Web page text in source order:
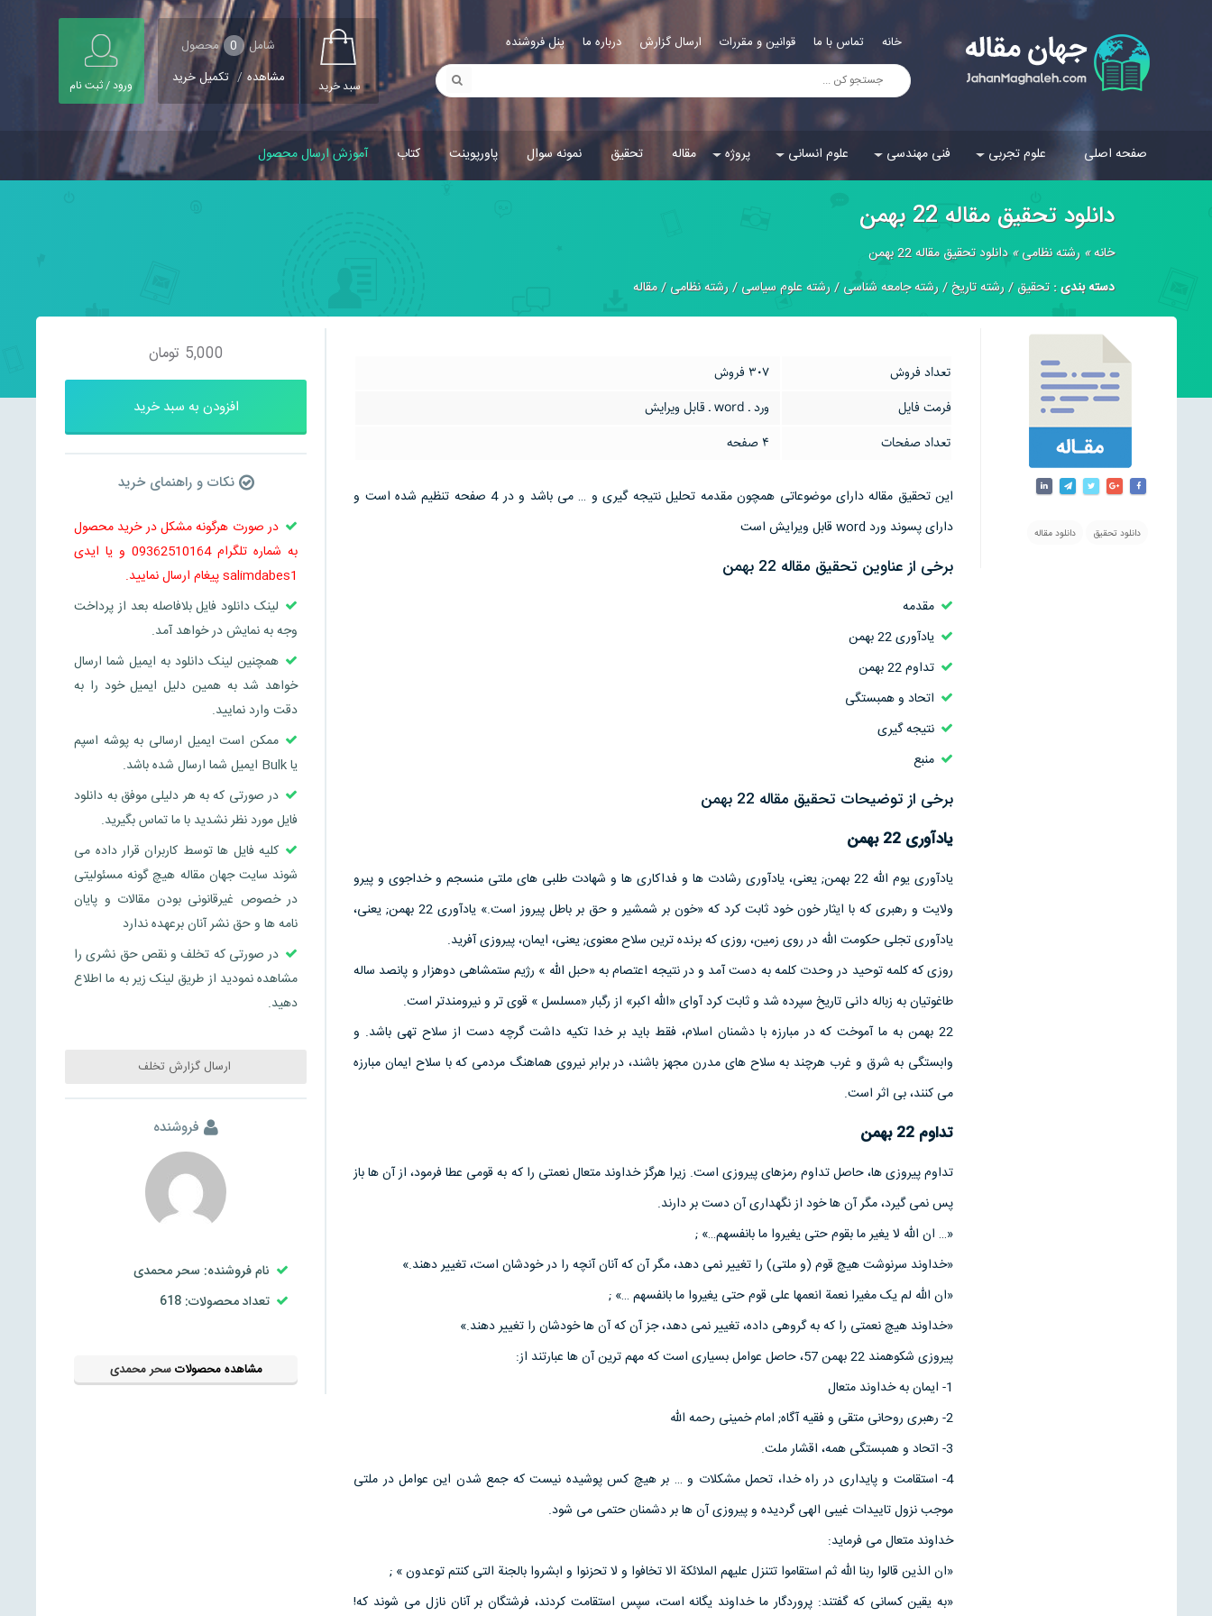
خانه تماس با ما قوانین و مقررات ارسال گزارش درباره ما پنل فروشنده
سبد خرید
شامل 0 محصول
مشاهده / تکمیل خرید ورود / ثبت نام
صفحه اصلی علوم تجربی فنی مهندسی علوم انسانی پروژه مقاله تحقیق نمونه سوال پاورپوینت کتاب آموزش ارسال محصول
دانلود تحقیق مقاله 22 بهمن
خانه» رشته نظامی»دانلود تحقیق مقاله 22 بهمن
دسته بندی :تحقیق/رشته تاریخ/رشته جامعه شناسی/رشته علوم سیاسی/رشته نظامی/مقاله
دانلود تحقیق دانلود مقاله
تعداد فروش
307 فروش
فرمت فایل
ورد ـ word ـ قابل ویرایش
تعداد صفحات
4 صفحه
این تحقیق مقاله دارای موضوعاتی همچون مقدمه تحلیل نتیجه گیری و … می باشد و در 4 صفحه تنظیم شده است و
دارای پسوند ورد word قابل ویرایش است
برخی از عناوین تحقیق مقاله 22 بهمن
مقدمه
یادآوری 22 بهمن
تداوم 22 بهمن
اتحاد و همبستگی
نتیجه گیری
منبع
برخی از توضیحات تحقیق مقاله 22 بهمن
یادآوری 22 بهمن
یادآوری یوم الله 22 بهمن; یعنی، یادآوری رشادت ها و فداکاری ها و شهادت طلبی های ملتی منسجم و خداجوی و پیرو
ولایت و رهبری که با ایثار خون خود ثابت کرد که «خون بر شمشیر و حق بر باطل پیروز است.» یادآوری 22 بهمن; یعنی،
یادآوری تجلی حکومت الله در روی زمین، روزی که برنده ترین سلاح معنوی; یعنی، ایمان، پیروزی آفرید.
روزی که کلمه توحید در وحدت کلمه به دست آمد و در نتیجه اعتصام به «حبل الله » رژیم ستمشاهی دوهزار و پانصد ساله
طاغوتیان به زباله دانی تاریخ سپرده شد و ثابت کرد آوای «الله اکبر» از رگبار «مسلسل » قوی تر و نیرومندتر است.
22 بهمن به ما آموخت که در مبارزه با دشمنان اسلام، فقط باید بر خدا تکیه داشت گرچه دست از سلاح تهی باشد. و
وابستگی به شرق و غرب هرچند به سلاح های مدرن مجهز باشند، در برابر نیروی هماهنگ مردمی که با سلاح ایمان مبارزه
می کنند، بی اثر است.
تداوم 22 بهمن
تداوم پیروزی ها، حاصل تداوم رمزهای پیروزی است. زیرا هرگز خداوند متعال نعمتی را که به قومی عطا فرمود، از آن ها باز
پس نمی گیرد، مگر آن ها خود از نگهداری آن دست بر دارند.
«… ان الله لا یغیر ما بقوم حتی یغیروا ما بانفسهم…» ;
«خداوند سرنوشت هیچ قوم (و ملتی) را تغییر نمی دهد، مگر آن که آنان آنچه را در خودشان است، تغییر دهند.»
«ان الله لم یک مغیرا نعمة انعمها علی قوم حتی یغیروا ما بانفسهم …» ;
«خداوند هیچ نعمتی را که به گروهی داده، تغییر نمی دهد، جز آن که آن ها خودشان را تغییر دهند.»
پیروزی شکوهمند 22 بهمن 57، حاصل عوامل بسیاری است که مهم ترین آن ها عبارتند از:
1- ایمان به خداوند متعال
2- رهبری روحانی متقی و فقیه آگاه; امام خمینی رحمه الله
3- اتحاد و همبستگی همه، اقشار ملت.
4- استقامت و پایداری در راه خدا، تحمل مشکلات و … بر هیچ کس پوشیده نیست که جمع شدن این عوامل در ملتی
موجب نزول تاییدات غیبی الهی گردیده و پیروزی آن ها بر دشمنان حتمی می شود.
خداوند متعال می فرماید:
«ان الذین قالوا ربنا الله ثم استقاموا تتنزل علیهم الملائکة الا تخافوا و لا تحزنوا و ابشروا بالجنة التی کنتم توعدون » ;
«به یقین کسانی که گفتند: پروردگار ما خداوند یگانه است، سپس استقامت کردند، فرشتگان بر آنان نازل می شوند که!
5,000 تومان
افزودن به سبد خرید
نکات و راهنمای خرید
در صورت هرگونه مشکل در خرید محصول
به شماره تلگرام 09362510164 و یا ایدی
salimdabes1 پیغام ارسال نمایید.
لینک دانلود فایل بلافاصله بعد از پرداخت
وجه به نمایش در خواهد آمد.
همچنین لینک دانلود به ایمیل شما ارسال
خواهد شد به همین دلیل ایمیل خود را به
دقت وارد نمایید.
ممکن است ایمیل ارسالی به پوشه اسپم
یا Bulk ایمیل شما ارسال شده باشد.
در صورتی که به هر دلیلی موفق به دانلود
فایل مورد نظر نشدید با ما تماس بگیرید.
کلیه فایل ها توسط کاربران قرار داده می
شوند سایت جهان مقاله هیچ گونه مسئولیتی
در خصوص غیرقانونی بودن مقالات و پایان
نامه ها و حق نشر آنان برعهده ندارد
در صورتی که تخلف و نقص حق نشری را
مشاهده نمودید از طریق لینک زیر به ما اطلاع
دهید.
ارسال گزارش تخلف
فروشنده
نام فروشنده: سحر محمدی
تعداد محصولات: 618
مشاهده محصولاتسحر محمدی